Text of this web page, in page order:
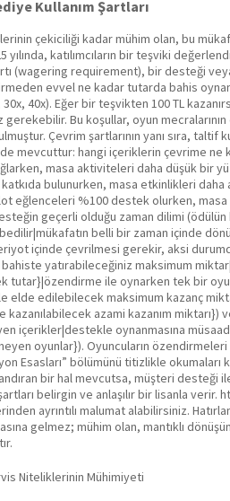
Kullanım Şartları
çekiciliği kadar mühim olan, bu
yılında, katılımcıların bir teşviki
(wagering requirement), bir desteği
evvel ne kadar tutarda bahis
40x). Eğer bir teşvikten 100 TL
Bu koşullar, oyun
Çevrim şartlarının yanı sıra,
mevcuttur: hangi içeriklerin çevrime ne
masa aktiviteleri daha düşük bir
bulunurken, masa etkinlikleri daha
eğlenceleri %100 destek olurken,
geçerli olduğu zaman dilimi
belli bir zaman içinde
içinde çevrilmesi gerekir, aksi
yatırabileceğiniz maksimum
tutar}|özendirme ile oynarken tek bir
elde edilebilecek maksimum kazanç
azami kazanım miktarı})
içerikler|destekle oynanmasına
oyunlar}). Oyuncuların
Esasları” bölümünü titizlikle okumaları
bir hal mevcutsa, müşteri desteği
belirgin ve anlaşılır bir lisanla
ayrıntılı malumat alabilirsiniz.
gelmez; mühim olan, mantıklı
Niteliklerinin Mühimiyeti